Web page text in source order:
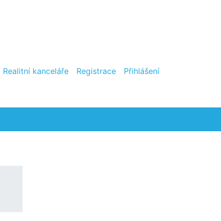
Realitní kanceláře Registrace Přihlášení